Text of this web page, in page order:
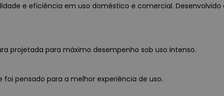
e eficiência em uso doméstico e comercial.
projetada para máximo desempenho sob uso intenso.
pensado para a melhor experiência de uso.